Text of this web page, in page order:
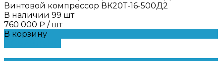
Винтовой компрессор ВК20Т-16-500Д2
В наличии 99 шт
760 000 ₽ / шт
В корзину